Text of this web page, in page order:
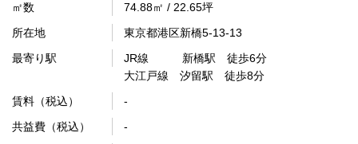
㎡数
74.88㎡ / 22.65坪
所在地
東京都港区新橋5-13-13
最寄り駅
JR線 新橋駅 徒歩6分
大江戸線 汐留駅 徒歩8分
賃料（税込）
-
共益費（税込）
-